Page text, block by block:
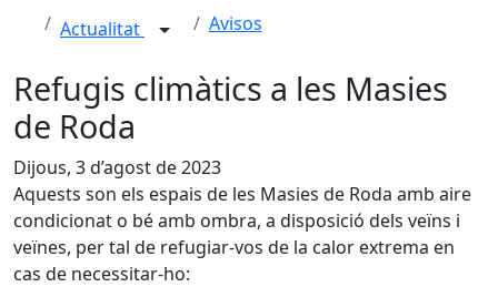
Actualitat Avisos
Refugis climàtics a les Masies
de Roda
Dijous, 3 d’agost de 2023
Aquests son els espais de les Masies de Roda amb aire
condicionat o bé amb ombra, a disposició dels veïns i
veïnes, per tal de refugiar-vos de la calor extrema en
cas de necessitar-ho: